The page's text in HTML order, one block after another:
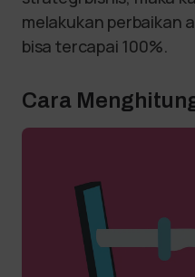
melakukan perbaikan
bisa tercapai 100%.
Cara